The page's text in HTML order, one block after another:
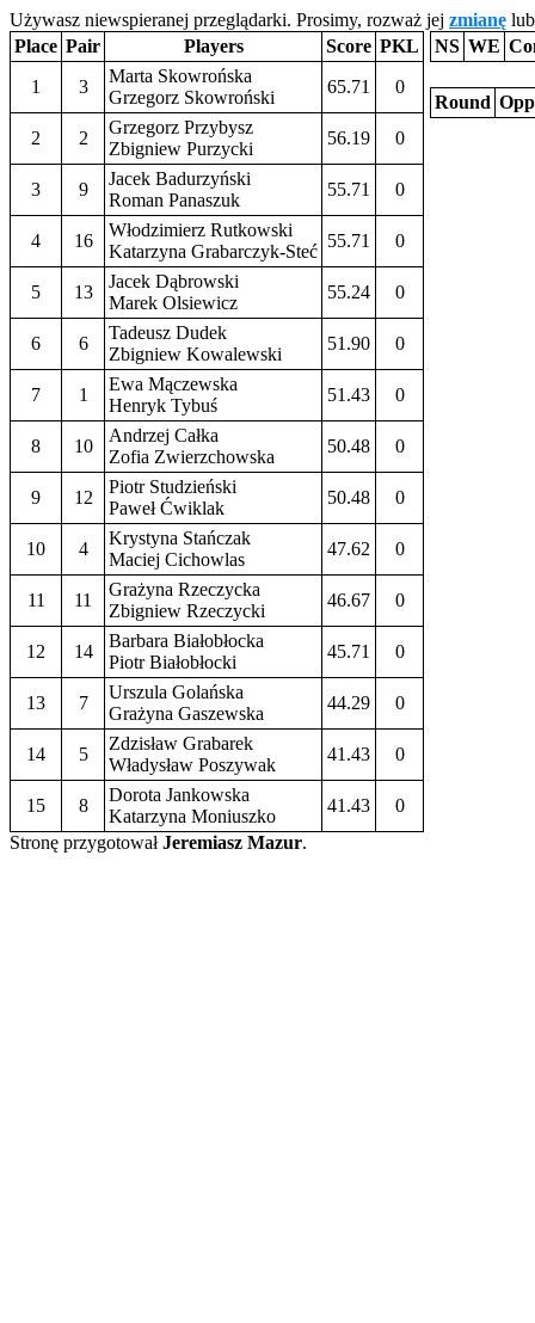
Używasz niewspieranej przeglądarki. Prosimy, rozważ jej zmianę
Place Pair Players Score PKL
1
3
Marta Skowrońska
Grzegorz Skowroński
65.71 0
2 2
Grzegorz Przybysz
Zbigniew Purzycki
56.19 0
3 9
Jacek Badurzyński
Roman Panaszuk
55.71 0
4 16
Włodzimierz Rutkowski
Katarzyna Grabarczyk-Steć
55.71 0
5 13
Jacek Dąbrowski
Marek Olsiewicz
55.24 0
6 6
Tadeusz Dudek
Zbigniew Kowalewski
51.90 0
7 1
Ewa Mączewska
Henryk Tybuś
51.43 0
8 10
Andrzej Całka
Zofia Zwierzchowska
50.48 0
9 12
Piotr Studzieński
Paweł Ćwiklak
50.48 0
10 4
Krystyna Stańczak
Maciej Cichowlas
47.62 0
11 11
Grażyna Rzeczycka
Zbigniew Rzeczycki
46.67 0
12 14
Barbara Białobłocka
Piotr Białobłocki
45.71 0
13 7
Urszula Golańska
Grażyna Gaszewska
44.29 0
14 5
Zdzisław Grabarek
Władysław Poszywak
41.43 0
15 8
Dorota Jankowska
Katarzyna Moniuszko
41.43 0
NS WE
Round
Stronę przygotowałJeremiasz Mazur.